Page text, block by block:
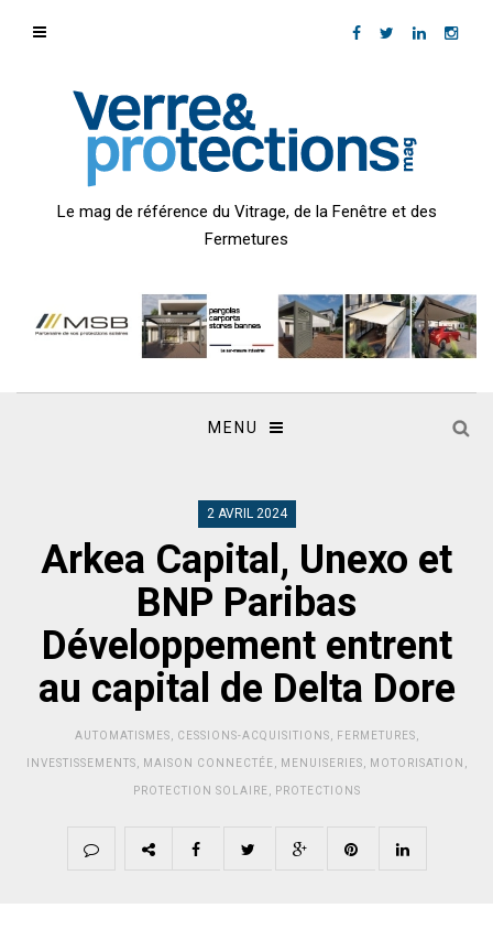
Le mag de référence du Vitrage, de la Fenêtre et des
Fermetures
MENU
2 AVRIL 2024
Arkea Capital, Unexo et
BNP Paribas
Développement entrent
au capital de Delta Dore
AUTOMATISMES CESSIONS-ACQUISITIONS FERMETURES
INVESTISSEMENTS MAISON CONNECTÉE MENUISERIES MOTORISATION
PROTECTION SOLAIRE PROTECTIONS